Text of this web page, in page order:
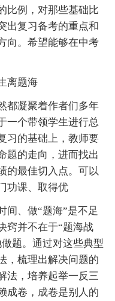
比例，对那些基础比
出复习备考的重点和
向。希望能够在中考
离题海
都凝聚着作者们多年
一个带领学生进行总
习的基础上，教师要
题的走向，进而找出
的最佳切入点。可以
功课、取得优
间、做“题海”是不足
窍并不在于“题海战
题。通过对这些典型
，梳理出解决问题的
法，培养起举一反三
成卷，成卷是别人的